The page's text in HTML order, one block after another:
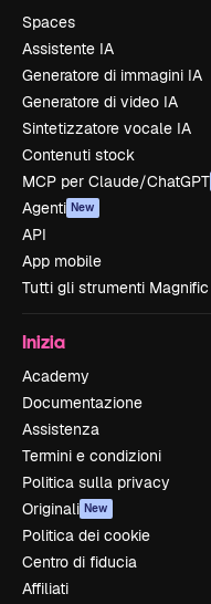
Spaces
Assistente IA
Generatore di immagini IA
Generatore di video IA
Sintetizzatore vocale IA
Contenuti stock
MCP per Claude/ChatGPT
Agenti New
API
App mobile
Tutti gli strumenti Magnific
Inizia
Academy
Documentazione
Assistenza
Termini e condizioni
Politica sulla privacy
Originali New
Politica dei cookie
Centro di fiducia
Affiliati